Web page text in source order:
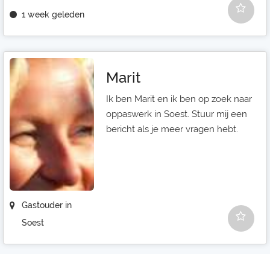
1 week geleden
Gastouder in
Soest
Marit
Ik ben Marit en ik ben op zoek naar
oppaswerk in Soest. Stuur mij een
bericht als je meer vragen hebt.